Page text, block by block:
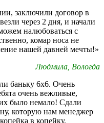
заключили договор в
через 2 дня, и начали
налюбоваться с
комар носа не
нашей давней мечты!»
Людмила, Вологда
баньку 6х6. Очень
очень вежливые,
было немало! Сдали
которую нам менеджер
в копейку.